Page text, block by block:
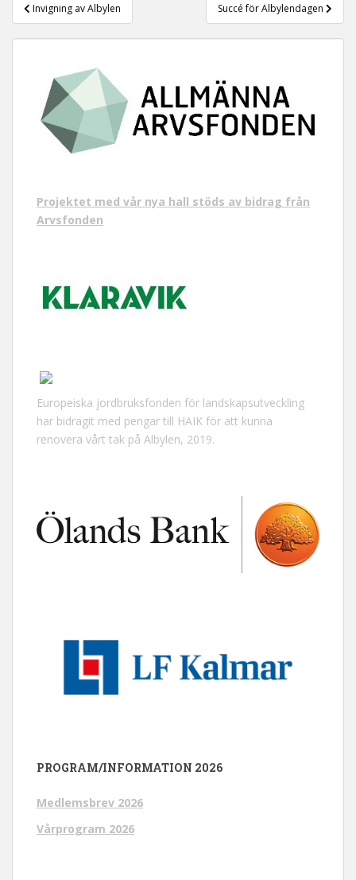
Invigning av Albylen Succé för Albylendagen
Projektet med vår nya hall stöds av bidrag från
Arvsfonden
Europeiska jordbruksfonden för landskapsutveckling
har bidragit med pengar till HAIK för att kunna
renovera vårt tak på Albylen, 2019.
PROGRAM/INFORMATION 2026
Medlemsbrev 2026
Vårprogram 2026